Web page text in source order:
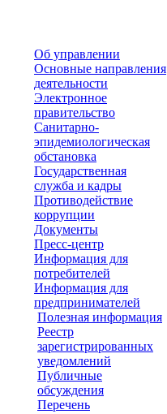
Об управлении
Основные направления
деятельности
Электронное
правительство
Санитарно-
эпидемиологическая
обстановка
Государственная
служба и кадры
Противодействие
коррупции
Документы
Пресс-центр
Информация для
потребителей
Информация для
предпринимателей
Полезная информация
Реестр
зарегистрированных
уведомлений
Публичные
обсуждения
Перечень